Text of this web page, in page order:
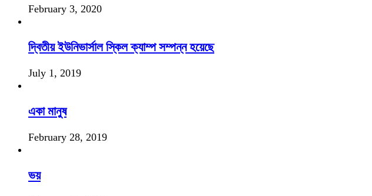
February 3, 2020
দ্বিতীয় ইউনিভার্সাল স্কিল ক্যাম্প সম্পন্ন হয়েছে
July 1, 2019
একা মানুষ
February 28, 2019
ভয়